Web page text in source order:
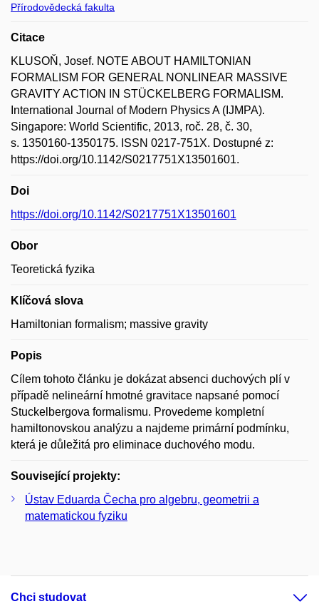
Přírodovědecká fakulta
Citace
KLUSOŇ, Josef. NOTE ABOUT HAMILTONIAN
FORMALISM FOR GENERAL NONLINEAR MASSIVE
GRAVITY ACTION IN STÜCKELBERG FORMALISM.
International Journal of Modern Physics A (IJMPA).
Singapore: World Scientific, 2013, roč. 28, č. 30,
s. 1350160-1350175. ISSN 0217-751X. Dostupné z:
https://doi.org/10.1142/S0217751X13501601.
Doi
https://doi.org/10.1142/S0217751X13501601
Obor
Teoretická fyzika
Klíčová slova
Hamiltonian formalism; massive gravity
Popis
Cílem tohoto článku je dokázat absenci duchových plí v
případě nelineární hmotné gravitace napsané pomocí
Stuckelbergova formalismu. Provedeme kompletní
hamiltonovskou analýzu a najdeme primární podmínku,
která je důležitá pro eliminace duchového modu.
Související projekty:
Ústav Eduarda Čecha pro algebru, geometrii a
matematickou fyziku
Chci studovat